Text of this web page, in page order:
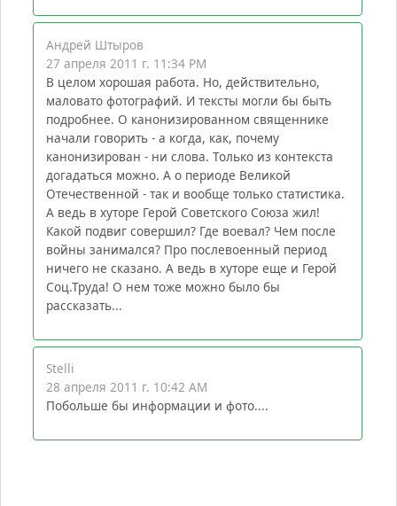
Андрей Штыров
27 апреля 2011 г. 11:34 PM
В целом хорошая работа. Но, действительно,
маловато фотографий. И тексты могли бы быть
подробнее. О канонизированном священнике
начали говорить - а когда, как, почему
канонизирован - ни слова. Только из контекста
догадаться можно. А о периоде Великой
Отечественной - так и вообще только статистика.
А ведь в хуторе Герой Советского Союза жил!
Какой подвиг совершил? Где воевал? Чем после
войны занимался? Про послевоенный период
ничего не сказано. А ведь в хуторе еще и Герой
Соц.Труда! О нем тоже можно было бы
рассказать...
Stelli
28 апреля 2011 г. 10:42 AM
Побольше бы информации и фото....